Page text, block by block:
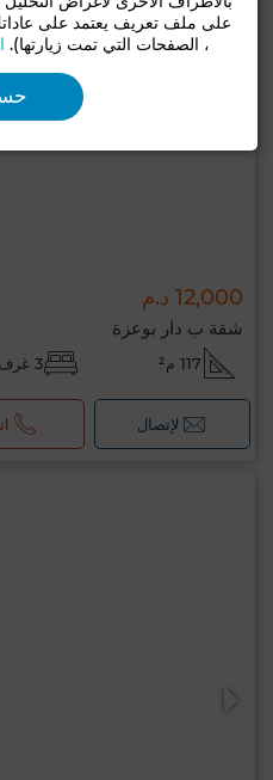
12,000 د.م
شقة ب دار بوعزة
117 م² 3 غرف
لإتصال
على ملف تعريف يعتمد على
، الصفحات التي تمت زيارتها).